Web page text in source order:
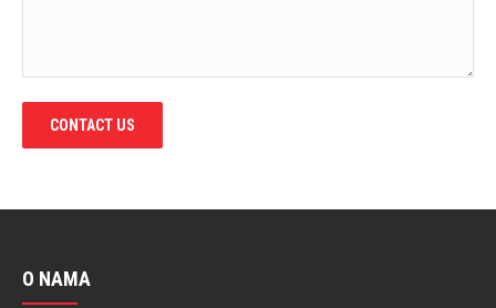
CONTACT US
O NAMA